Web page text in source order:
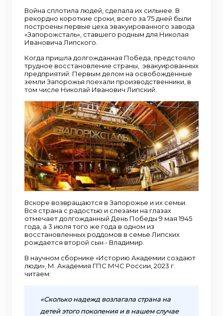
Война сплотила людей, сделала их сильнее. В
рекордно короткие сроки, всего за 75 дней были
построены первые цеха эвакуированного завода
«Запорожсталь», ставшего родным для Николая
Ивановича Липского.
Когда пришла долгожданная Победа, предстояло
трудное восстановление страны, эвакуированных
предприятий. Первым делом на освобождённые
земли Запорожья поехали производственники, в
том числе Николай Иванович Липский.
Вскоре возвращаются в Запорожье и их семьи.
Вся страна с радостью и слезами на глазах
отмечает долгожданный День Победы 9 мая 1945
года, а 3 июля того же года в одном из
восстановленных роддомов в семье Липских
рождается второй сын - Владимир.
В научном сборнике «Историю Академии создают
люди», М. Академия ГПС МЧС России, 2023 г.
читаем:
«Сколько надежд возлагала страна на
детей этого поколения и в нашем случае